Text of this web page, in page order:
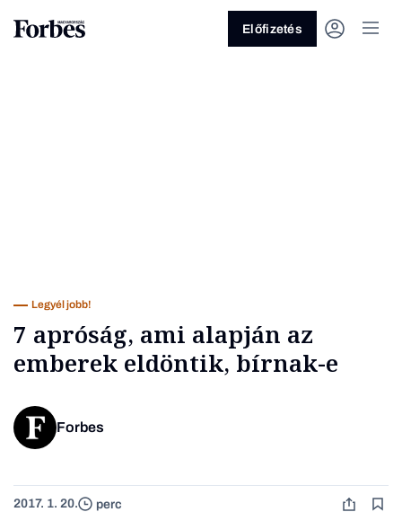
Üzlet
Előfizetés
Legyél jobb!
7 apróság, ami alapján az
emberek eldöntik, bírnak-e
Forbes
2017. 1. 20. perc